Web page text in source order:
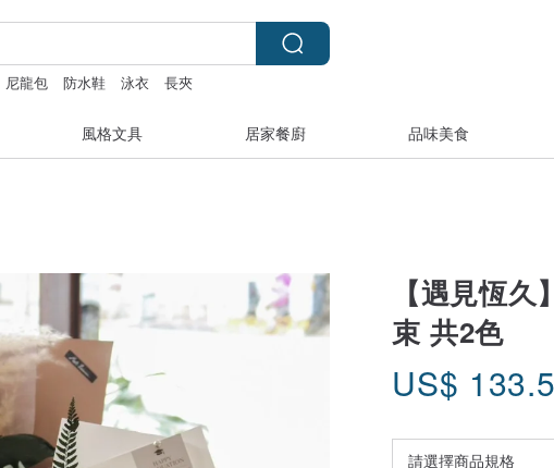
尼龍包 防水鞋 泳衣 長夾
風格文具 居家餐廚 品味美食
【遇見恆
束 共2色
US$